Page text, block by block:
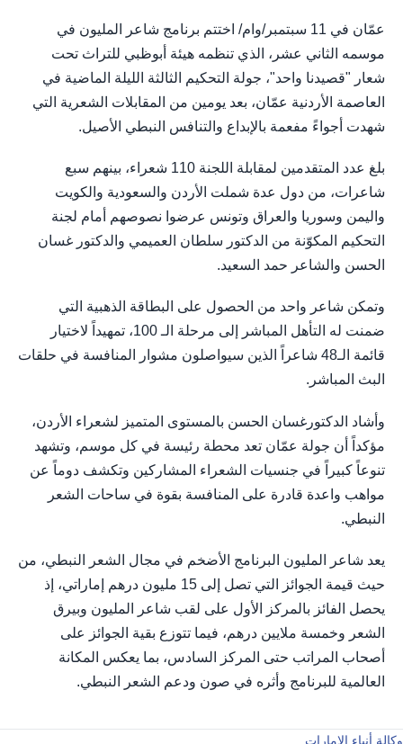
عمّان في 11 سبتمبر/وام/ اختتم برنامج شاعر المليون في
موسمه الثاني عشر، الذي تنظمه هيئة أبوظبي للتراث تحت
شعار "قصيدنا واحد"، جولة التحكيم الثالثة الليلة الماضية في
العاصمة الأردنية عمّان، بعد يومين من المقابلات الشعرية التي
شهدت أجواءً مفعمة بالإبداع والتنافس النبطي الأصيل.
بلغ عدد المتقدمين لمقابلة اللجنة 110 شعراء، بينهم سبع
شاعرات، من دول عدة شملت الأردن والسعودية والكويت
واليمن وسوريا والعراق وتونس عرضوا نصوصهم أمام لجنة
التحكيم المكوّنة من الدكتور سلطان العميمي والدكتور غسان
الحسن والشاعر حمد السعيد.
وتمكن شاعر واحد من الحصول على البطاقة الذهبية التي
ضمنت له التأهل المباشر إلى مرحلة الـ 100، تمهيداً لاختيار
قائمة الـ48 شاعراً الذين سيواصلون مشوار المنافسة في حلقات
البث المباشر.
وأشاد الدكتورغسان الحسن بالمستوى المتميز لشعراء الأردن،
مؤكداً أن جولة عمّان تعد محطة رئيسة في كل موسم، وتشهد
تنوعاً كبيراً في جنسيات الشعراء المشاركين وتكشف دوماً عن
مواهب واعدة قادرة على المنافسة بقوة في ساحات الشعر
النبطي.
يعد شاعر المليون البرنامج الأضخم في مجال الشعر النبطي، من
حيث قيمة الجوائز التي تصل إلى 15 مليون درهم إماراتي، إذ
يحصل الفائز بالمركز الأول على لقب شاعر المليون وبيرق
الشعر وخمسة ملايين درهم، فيما تتوزع بقية الجوائز على
أصحاب المراتب حتى المركز السادس، بما يعكس المكانة
العالمية للبرنامج وأثره في صون ودعم الشعر النبطي.
وكالة أنباء الإمارات